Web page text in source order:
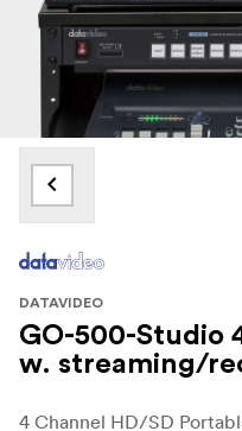
DATAVIDEO
GO-500-Studio
w. streaming/
4 Channel HD/SD